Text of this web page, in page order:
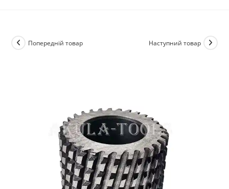
Попередній товар Наступний товар